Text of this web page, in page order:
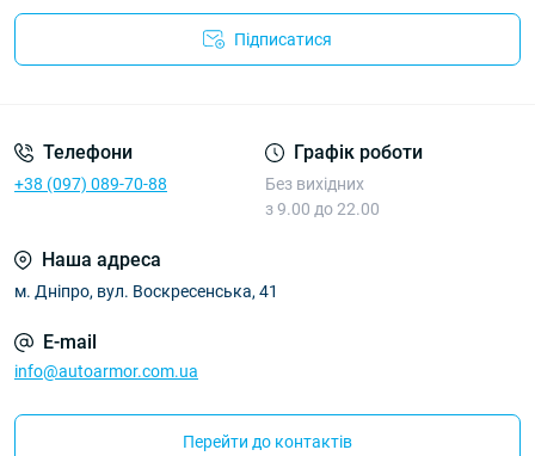
Підписатися
Телефони
+38 (097) 089-70-88
Графік роботи
Без вихідних
з 9.00 до 22.00
Наша адреса
м. Дніпро, вул. Воскресенська, 41
E-mail
info@autoarmor.com.ua
Перейти до контактів